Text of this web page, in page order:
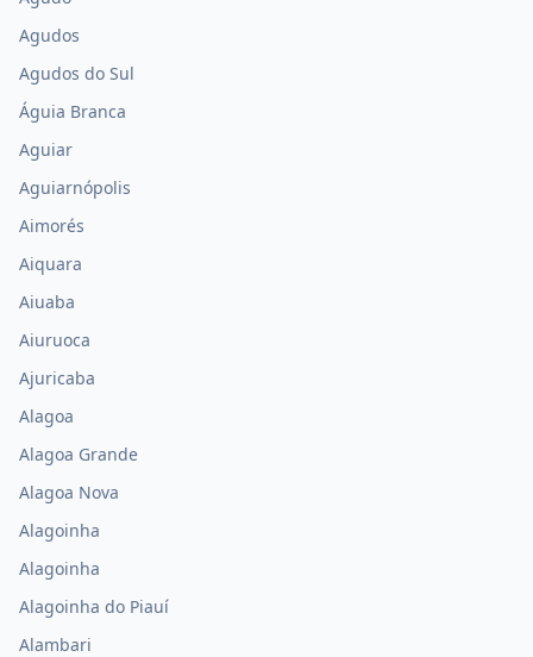
Agudos
Agudos do Sul
Águia Branca
Aguiar
Aguiarnópolis
Aimorés
Aiquara
Aiuaba
Aiuruoca
Ajuricaba
Alagoa
Alagoa Grande
Alagoa Nova
Alagoinha
Alagoinha
Alagoinha do Piauí
Alambari